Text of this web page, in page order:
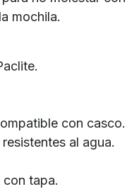
mochila.
con casco.
al agua.
con tapa.